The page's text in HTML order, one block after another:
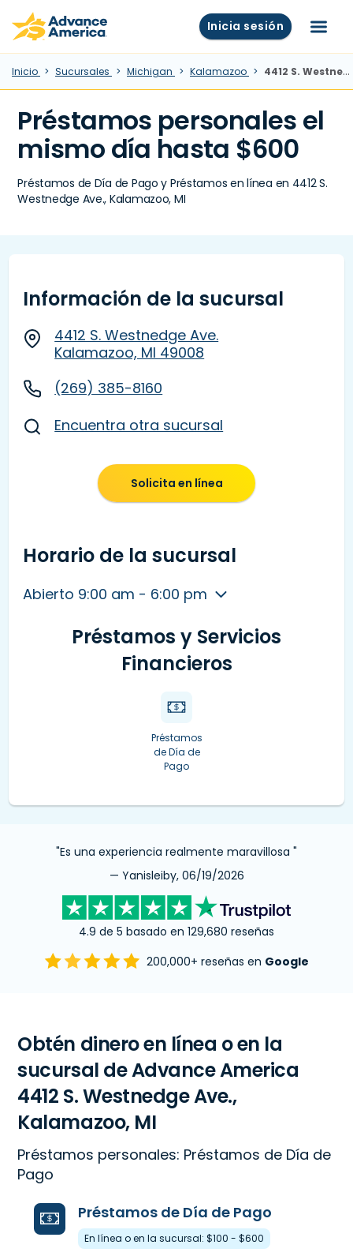
Skip to main content
Advance America home Inicia sesión Menú
Inicio Sucursales Michigan Kalamazoo 4412 S. Westnedge Ave., Kalamazoo, MI
Préstamos personales el
mismo día hasta $600
Préstamos de Día de Pago y Préstamos en línea en 4412 S.
Westnedge Ave., Kalamazoo, MI
Información de la sucursal
4412 S. Westnedge Ave.
Kalamazoo, MI 49008
(269) 385-8160
Encuentra otra sucursal
Solicita en línea
Horario de la sucursal
Abierto 9:00 am - 6:00 pm
Préstamos y Servicios
Financieros
Préstamos
de Día de
Pago
"Es una experiencia realmente maravillosa "
— Yanisleiby, 06/19/2026
4.9 de 5 basado en 129,680 reseñas
200,000+ reseñas en Google
Obtén dinero en línea o en la
sucursal de Advance America
4412 S. Westnedge Ave.,
Kalamazoo, MI
Préstamos personales: Préstamos de Día de
Pago
Préstamos de Día de Pago
En línea o en la sucursal: $100 - $600